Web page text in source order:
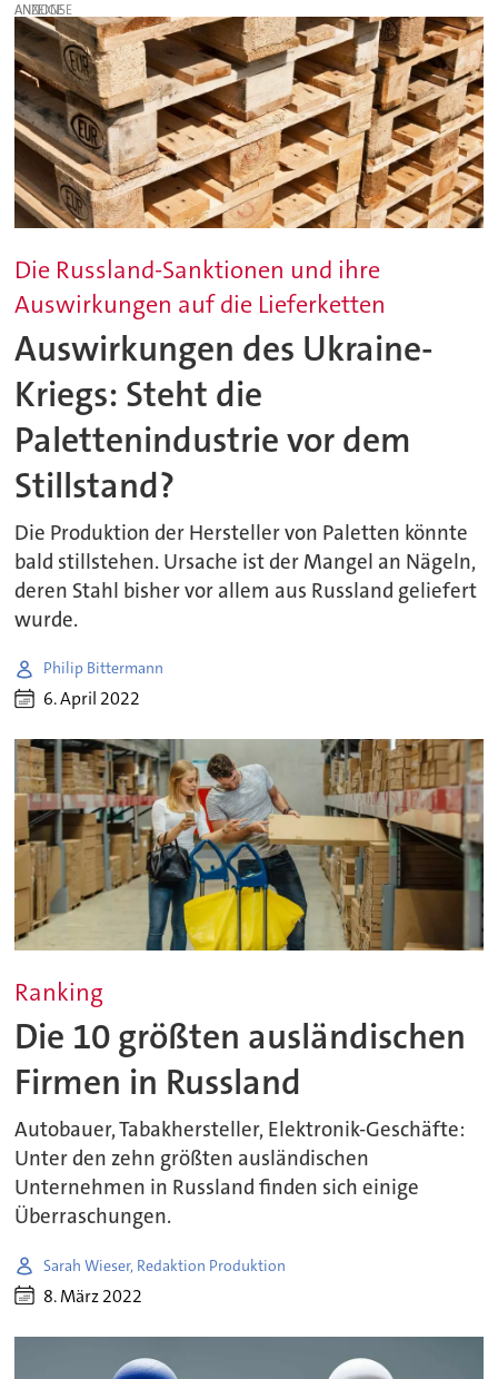
ANZEIGE
Die Russland-Sanktionen und ihre
Auswirkungen auf die Lieferketten
Auswirkungen des Ukraine-
Kriegs: Steht die
Palettenindustrie vor dem
Stillstand?
Die Produktion der Hersteller von Paletten könnte
bald stillstehen. Ursache ist der Mangel an Nägeln,
deren Stahl bisher vor allem aus Russland geliefert
wurde.
Philip Bittermann
6. April 2022
Ranking
Die 10 größten ausländischen
Firmen in Russland
Autobauer, Tabakhersteller, Elektronik-Geschäfte:
Unter den zehn größten ausländischen
Unternehmen in Russland finden sich einige
Überraschungen.
Sarah Wieser, Redaktion Produktion
8. März 2022